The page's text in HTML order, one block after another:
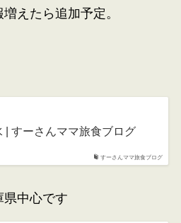
えたら追加予定。
すーさんママ旅食ブログ
| すーさんママ旅食ブログ
県中心です